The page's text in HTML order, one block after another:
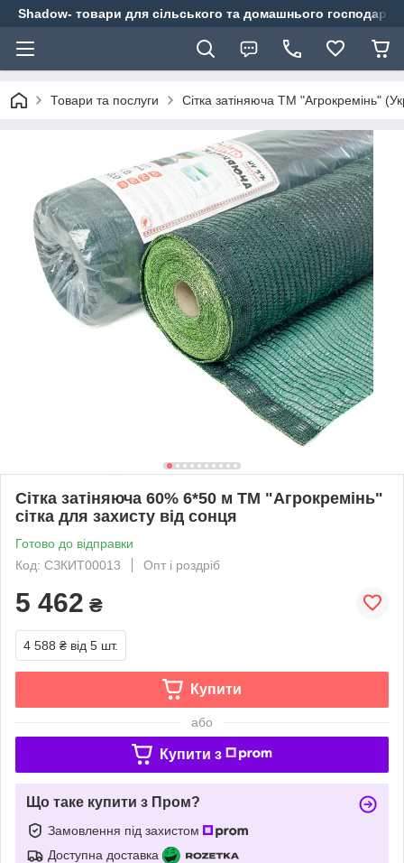
Shadow- товари для сільського та домашнього
Товари та послуги Сітка затіняюча ТМ "Агрокремінь"
Сітка затіняюча 60% 6*50 м ТМ "Агрокремінь"
сітка для захисту від сонця
Готово до відправки
Код: СЗКИТ00013
Опт і роздріб
5 462 ₴
4 588 ₴ від 5 шт.
Купити
або
Купити з
Що таке купити з Пром?
Замовлення під захистом
Доступна доставка